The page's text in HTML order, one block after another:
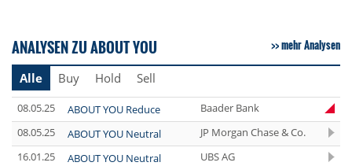
ANALYSEN ZU ABOUT YOU mehr Analysen
Alle Buy Hold Sell
08.05.25 ABOUT YOU Reduce
Baader Bank
08.05.25
ABOUT YOU Neutral
JP Morgan Chase & Co.
16.01.25
ABOUT YOU Neutral
UBS AG